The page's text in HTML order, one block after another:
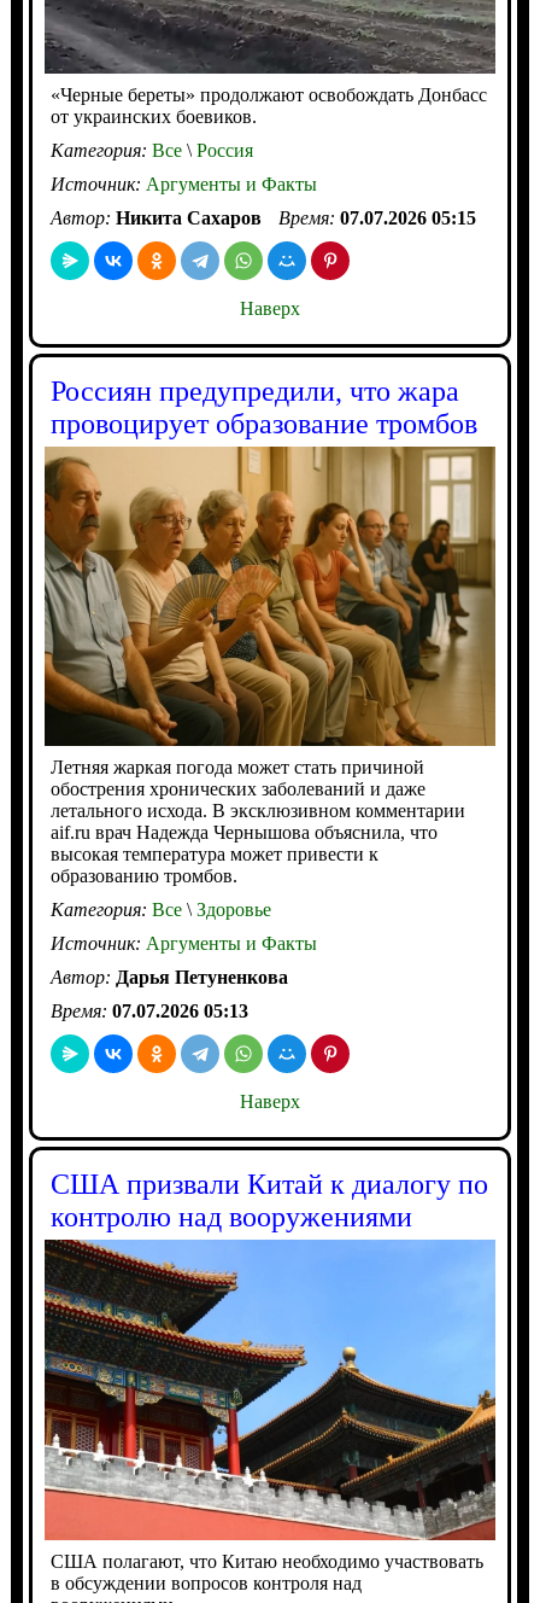
«Черные береты» продолжают освобождать Донбасс
от украинских боевиков.
Категория: Все\Россия
Источник: Аргументы и Факты
Автор: Никита Сахаров Время: 07.07.2026 05:15
Наверх
Россиян предупредили, что жара
провоцирует образование тромбов
Летняя жаркая погода может стать причиной
обострения хронических заболеваний и даже
летального исхода. В эксклюзивном комментарии
aif.ru врач Надежда Чернышова объяснила, что
высокая температура может привести к
образованию тромбов.
Категория: Все\Здоровье
Источник: Аргументы и Факты
Автор: Дарья Петуненкова
Время: 07.07.2026 05:13
Наверх
США призвали Китай к диалогу по
контролю над вооружениями
США полагают, что Китаю необходимо участвовать
в обсуждении вопросов контроля над